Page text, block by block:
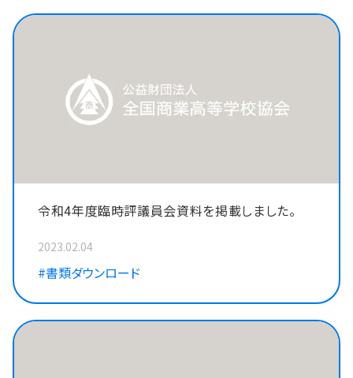
令和4年度臨時評議員会資料を掲載しました。
2023.02.04
#書類ダウンロード